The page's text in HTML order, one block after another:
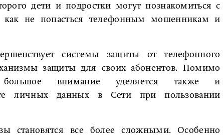
дети и подростки могут познакомиться с
как не попасться телефонным мошенникам и
системы защиты от телефонного
защиты для своих абонентов. Помимо
большое внимание уделяется также и
личных данных в Сети при пользовании
становятся все более сложными. Особенно